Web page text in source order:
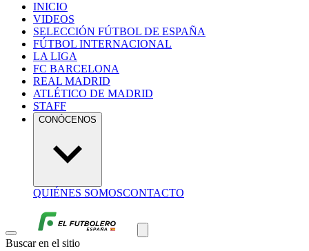
INICIO
VIDEOS
SELECCIÓN FÚTBOL DE ESPAÑA
FÚTBOL INTERNACIONAL
LA LIGA
FC BARCELONA
REAL MADRID
ATLÉTICO DE MADRID
STAFF
CONÓCENOS
QUIÉNES SOMOSCONTACTO
Buscar en el sitio